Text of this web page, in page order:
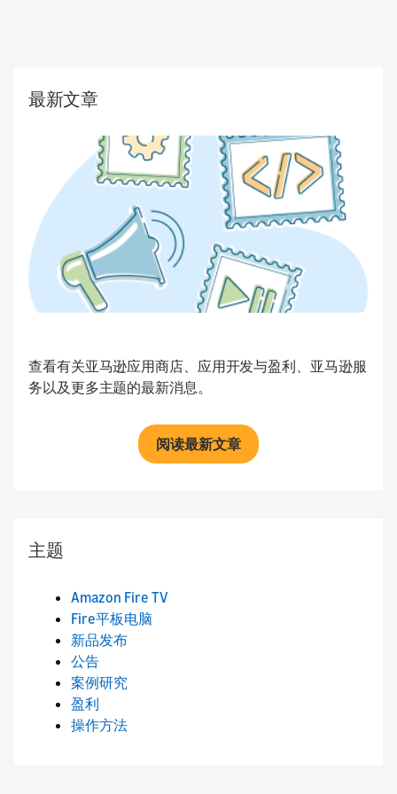
最新文章
查看有关亚马逊应用商店、应用开发与盈利、亚马逊服
务以及更多主题的最新消息。
阅读最新文章
主题
Amazon Fire TV
Fire平板电脑
新品发布
公告
案例研究
盈利
操作方法